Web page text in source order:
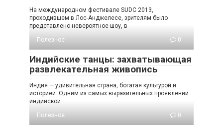
На международном фестивале SUDC 2013,
проходившем в Лос-Анджелесе, зрителям было
представлено невероятное шоу, в
Полезное
0
Индийские танцы: захватывающая
развлекательная живопись
Индия — удивительная страна, богатая культурой и
историей. Одним из самых выразительных проявлений
индийской
Полезное
0